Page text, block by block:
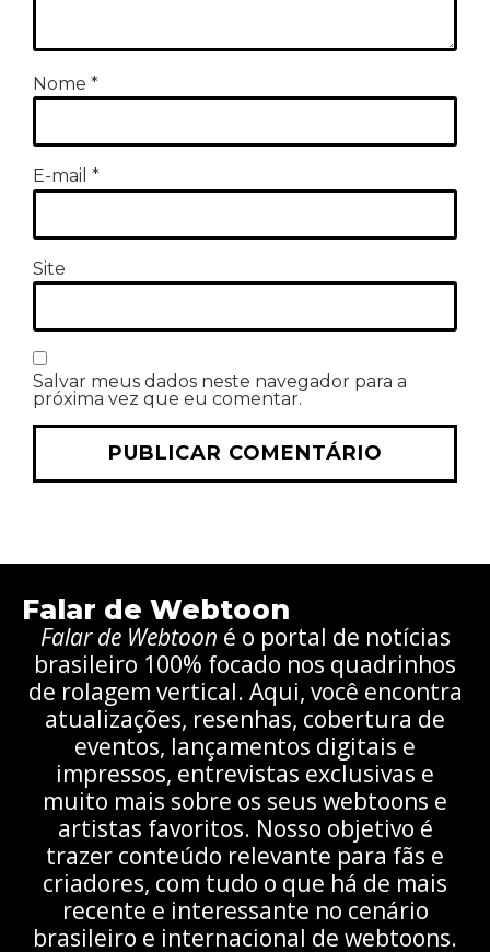
Nome *
E-mail *
Site
Salvar meus dados neste navegador para a
próxima vez que eu comentar.
Falar de Webtoon
Falar de Webtoon é o portal de notícias
brasileiro 100% focado nos quadrinhos
de rolagem vertical. Aqui, você encontra
atualizações, resenhas, cobertura de
eventos, lançamentos digitais e
impressos, entrevistas exclusivas e
muito mais sobre os seus webtoons e
artistas favoritos. Nosso objetivo é
trazer conteúdo relevante para fãs e
criadores, com tudo o que há de mais
recente e interessante no cenário
brasileiro e internacional de webtoons.